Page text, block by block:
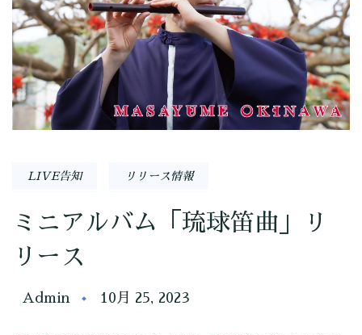
LIVE告知 リリース情報
ミニアルバム「琉球笛曲」リ
リース
Admin 10月 25, 2023